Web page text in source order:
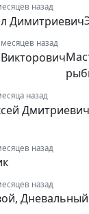
назад
назад
назад
назад
назад
Дневальный